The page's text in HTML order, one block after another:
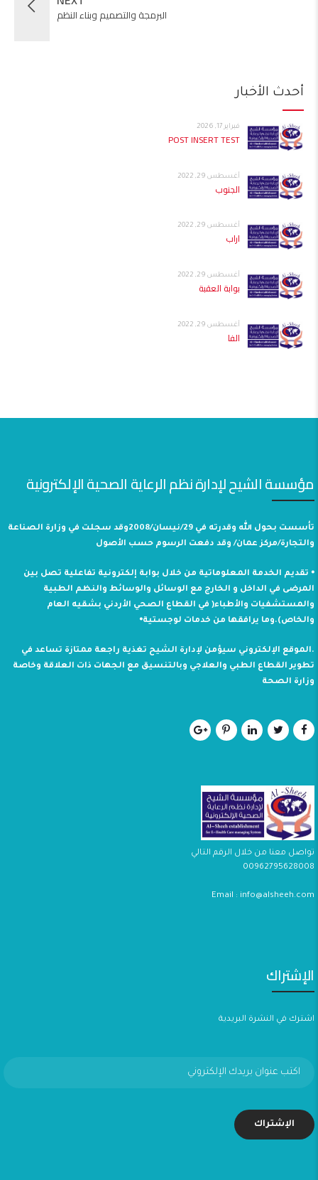
البرمجة والتصميم وبناء النظم
أحدث الأخبار
فبراير 17, 2026
POST INSERT TEST
أغسطس 29, 2022
الجنوب
أغسطس 29, 2022
اراب
أغسطس 29, 2022
بوابة العقبة
أغسطس 29, 2022
الفا
مؤسسة الشيح لإدارة نظم الرعاية الصحية الإلكترونية
تأسست بحول الله وقدرته في 29/نيسان/2008وقد سجلت في وزارة الصناعة
والتجارة/مركز عمان/ وقد دفعت الرسوم حسب الأصول
⦁ تقديم الخدمة المعلوماتية من خلال بوابة إلكترونية تفاعلية تصل بين
المرضى في الداخل و الخارج مع الوسائل والوسائط والنظم الطبية
والمستشفيات والأطباء( في القطاع الصحي الأردني بشقيه العام
والخاص).وما يرافقها من خدمات لوجستية⦁
.الموقع الإلكتروني سيؤمن لإدارة الشيح تغذية راجعة ممتازة تساعد في
تطوير القطاع الطبي والعلاجي وبالتنسيق مع الجهات ذات العلاقة وخاصة
وزارة الصحة
تواصل معنا من خلال الرقم التالي
00962795628008
Email : info@alsheeh.com
الإشتراك
اشترك في النشرة البريدية